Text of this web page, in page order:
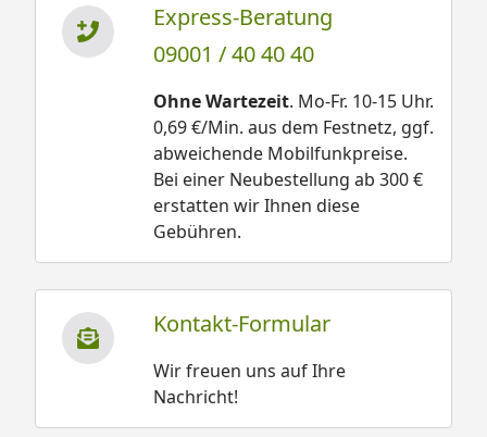
Express-Beratung
09001 / 40 40 40
Ohne Wartezeit. Mo-Fr. 10-15 Uhr.
0,69 €/Min. aus dem Festnetz, ggf.
abweichende Mobilfunkpreise.
Bei einer Neubestellung ab 300 €
erstatten wir Ihnen diese
Gebühren.
Kontakt-Formular
Wir freuen uns auf Ihre
Nachricht!